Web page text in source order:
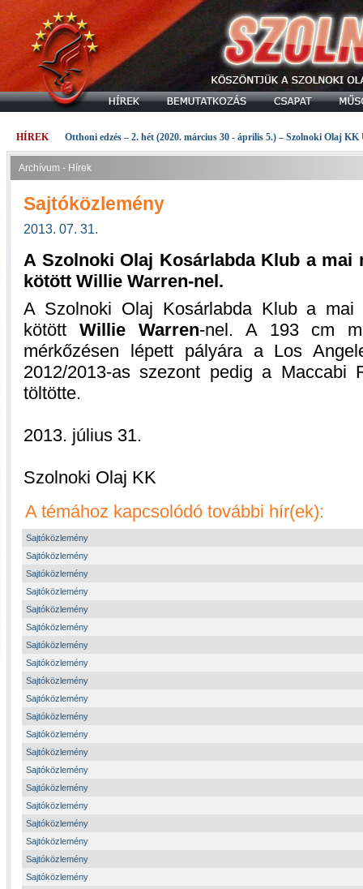
HÍREK Otthoni edzés – 2. hét (2020. március 30 - április 5.) – Szolnoki Olaj KK
Archívum - Hírek
Sajtóközlemény
2013. 07. 31.
A Szolnoki Olaj Kosárlabda Klub a mai
kötött Willie Warren-nel.
A Szolnoki Olaj Kosárlabda Klub a mai
kötött Willie Warren-nel. A 193 cm
mérkőzésen lépett pályára a Los
2012/2013-as szezont pedig a Maccabi
töltötte.
2013. július 31.
Szolnoki Olaj KK
A témához kapcsolódó további hír(ek):
Sajtóközlemény
Sajtóközlemény
Sajtóközlemény
Sajtóközlemény
Sajtóközlemény
Sajtóközlemény
Sajtóközlemény
Sajtóközlemény
Sajtóközlemény
Sajtóközlemény
Sajtóközlemény
Sajtóközlemény
Sajtóközlemény
Sajtóközlemény
Sajtóközlemény
Sajtóközlemény
Sajtóközlemény
Sajtóközlemény
Sajtóközlemény
Sajtóközlemény